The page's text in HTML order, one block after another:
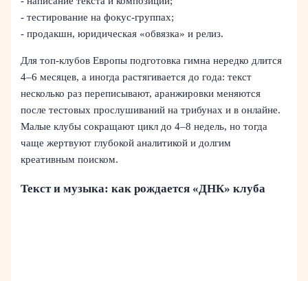
- тестирование на фокус‑группах;
- продакшн, юридическая «обвязка» и релиз.
Для топ‑клубов Европы подготовка гимна нередко длится
4–6 месяцев, а иногда растягивается до года: текст
несколько раз переписывают, аранжировки меняются
после тестовых прослушиваний на трибунах и в онлайне.
Малые клубы сокращают цикл до 4–8 недель, но тогда
чаще жертвуют глубокой аналитикой и долгим
креативным поиском.
Текст и музыка: как рождается «ДНК» клуба